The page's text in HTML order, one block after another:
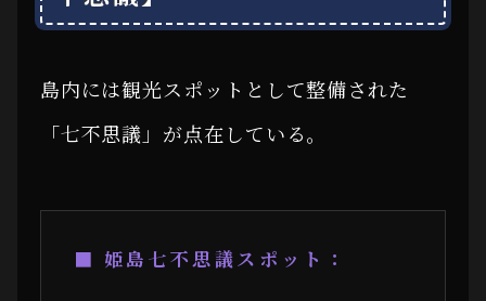
島内には観光スポットとして整備された
「七不思議」が点在している。
■ 姫島七不思議スポット：